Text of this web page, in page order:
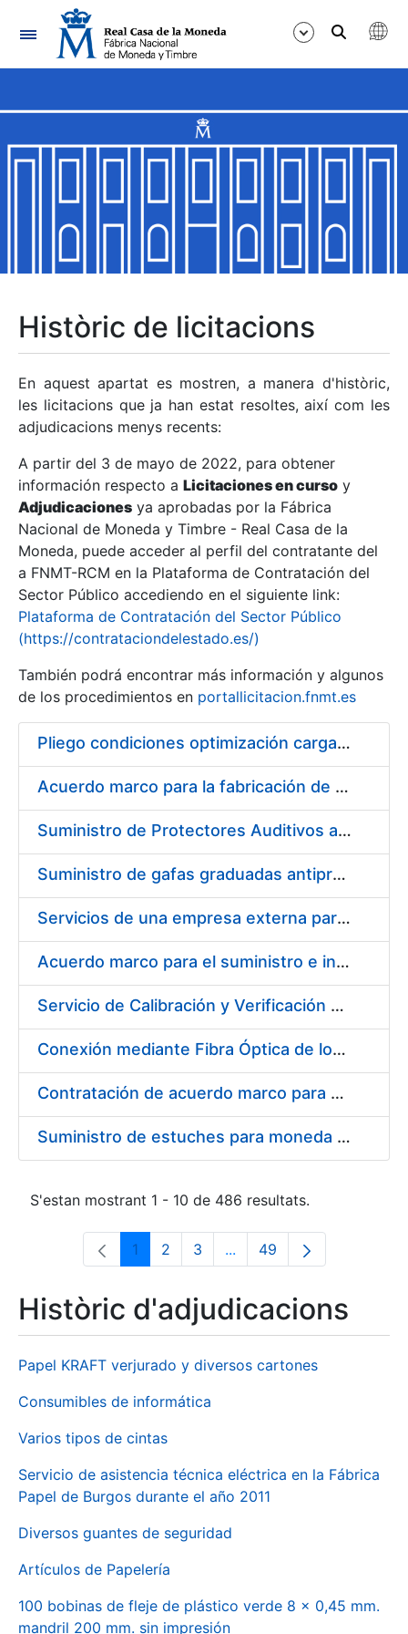
Navegació
Mostra/Amaga
Mostra/Amaga
Mostra/Amaga
Mostra/Amaga
Mostra/Amaga
Mostra/Amaga
Històric de licitacions
En aquest apartat es mostren, a manera d'històric,
les licitacions que ja han estat resoltes, així com les
adjudicacions menys recents:
A partir del 3 de mayo de 2022, para obtener
información respecto a Licitaciones en curso y
Adjudicaciones ya aprobadas por la Fábrica
Nacional de Moneda y Timbre - Real Casa de la
Moneda, puede acceder al perfil del contratante del
a FNMT-RCM en la Plataforma de Contratación del
Sector Público accediendo en el siguiente link:
Plataforma de Contratación del Sector Público
(https://contrataciondelestado.es/)
También podrá encontrar más información y algunos
de los procedimientos en portallicitacion.fnmt.es
Pliego condiciones optimización cargas compras firmado
Acuerdo marco para la fabricación de piezas
Suministro de Protectores Auditivos a medida para las personas trabajadoras de los Centros de Trabajo de Madrid y Burgos
Suministro de gafas graduadas antiproyecciones para los trabajadores de la FNMT-RCM en los centros de trabajo de Madrid y Burgos
Servicios de una empresa externa para el asesoramiento y resolución de los recursos de alzada que se presentan relacionados con procesos de selección para la FNMT-RCM
Acuerdo marco para el suministro e instalación de persianas, estores y otros complementos
Servicio de Calibración y Verificación Externa de los Equipos de Medición del Servicio de Prevención de la FNMT-RCM
Conexión mediante Fibra Óptica de los Centros de Proceso de Datos (CPDs) de las sedes de la FNMT-RCM de Burgos y Madrid
Contratación de acuerdo marco para el Suministro de Material de Electricidad para la Fábrica Nacional de Moneda y Timbre-Real Casa de la Moneda en su centro de trabajo de Burgos
Suministro de estuches para moneda de 30 €
S'estan mostrant 1 - 10 de 486 resultats.
Pàgina
1 Pàgina
2 Pàgina
3 ...Pàgines intermèdies
Pàgina
49
Històric d'adjudicacions
Papel KRAFT verjurado y diversos cartones
Consumibles de informática
Varios tipos de cintas
Servicio de asistencia técnica eléctrica en la Fábrica
Papel de Burgos durante el año 2011
Diversos guantes de seguridad
Artículos de Papelería
100 bobinas de fleje de plástico verde 8 x 0,45 mm.
mandril 200 mm. sin impresión